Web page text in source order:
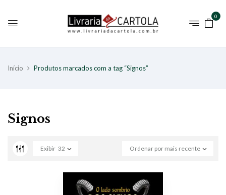
0
Início Produtos marcados com a tag “Signos”
Signos
Ordenar por mais recente
Exibir 32